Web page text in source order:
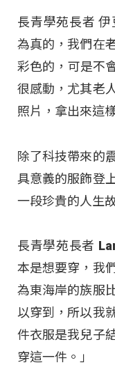
長青學苑長者
為真的，我們在
彩色的，可是不
很感動，尤其老
照片，拿出來這
除了科技帶來的
具意義的服飾登
一段珍貴的人生
長青學苑長者
本是想要穿，我
為東海岸的族服
以穿到，所以我
件衣服是我兒子
穿這一件。」